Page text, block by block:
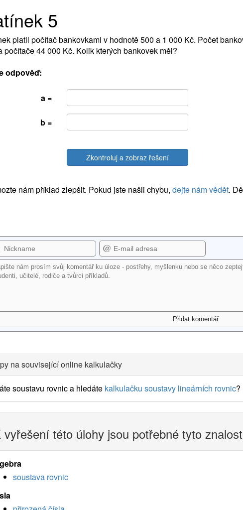
5
platil počítač bankovkami v hodnotě 500 a 1 000 Kč. Počet
počítače 44 000 Kč. Kolik kterých bankovek měl?
odpověď:
a =
b =
Zkontroluj a zobraz řešení
nám příklad zlepšit. Pokud jste našli chybu, dejte nám vědět.
na související online kalkulačky
soustavu rovnic a hledáte kalkulačku soustavy lineárních rovnic?
vyřešení této úlohy jsou potřebné tyto
soustava rovnic